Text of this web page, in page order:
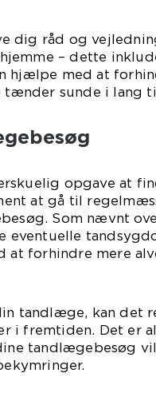
dig råd og
– dette
hjælpe med at
sunde i lang
opgave at
at gå til
Som nævnt
eventuelle
at forhindre mere
tandlæge, kan det
i fremtiden. Det er
tandlægebesøg